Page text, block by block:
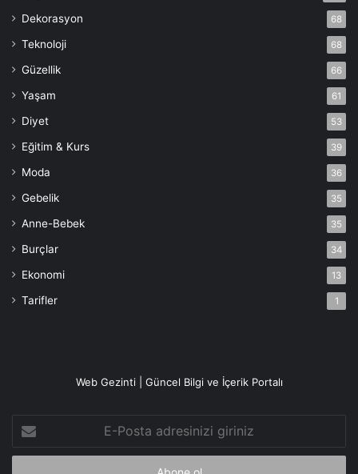
Dekorasyon 68
Teknoloji 68
Güzellik 66
Yaşam 61
Diyet 53
Eğitim & Kurs 39
Moda 36
Gebelik 35
Anne-Bebek 35
Burçlar 34
Ekonomi 13
Tarifler 1
Web Gezinti | Güncel Bilgi ve İçerik Portalı
Posta
adresinizi